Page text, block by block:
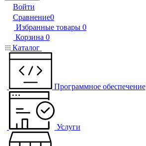
Войти
Сравнение0
Избранные товары 0
Корзина 0
Каталог
Программное обеспечение
Услуги